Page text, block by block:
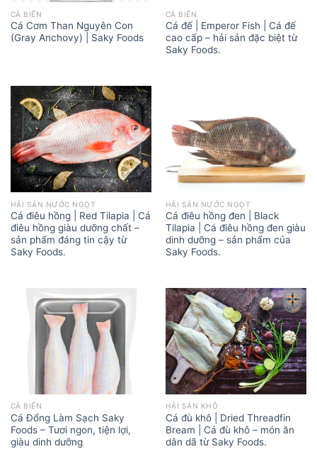
CÁ BIỂN
Cá Cơm Than Nguyên Con
(Gray Anchovy) | Saky Foods
CÁ BIỂN
Cá đế | Emperor Fish | Cá đế
cao cấp – hải sản đặc biệt từ
Saky Foods.
HẢI SẢN NƯỚC NGỌT
Cá điêu hồng | Red Tilapia | Cá
điêu hồng giàu dưỡng chất –
sản phẩm đáng tin cậy từ
Saky Foods.
HẢI SẢN NƯỚC NGỌT
Cá điêu hồng đen | Black
Tilapia | Cá điêu hồng đen giàu
dinh dưỡng – sản phẩm của
Saky Foods.
CÁ BIỂN
Cá Đổng Làm Sạch Saky
Foods – Tươi ngon, tiện lợi,
giàu dinh dưỡng
HẢI SẢN KHÔ
Cá đù khô | Dried Threadfin
Bream | Cá đù khô – món ăn
dân dã từ Saky Foods.